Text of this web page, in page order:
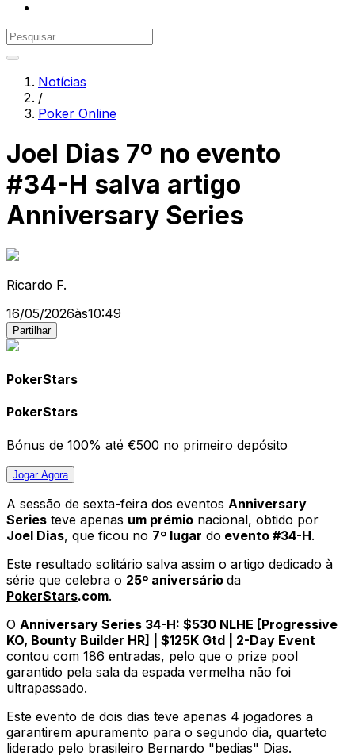
Notícias
/
Poker Online
Joel Dias 7º no evento
#34-H salva artigo
Anniversary Series
Ricardo F.
16/05/2026às10:49
Partilhar
PokerStars
PokerStars
Bónus de 100% até €500 no primeiro depósito
Jogar Agora
A sessão de sexta-feira dos eventos Anniversary
Series teve apenas um prémio nacional, obtido por
Joel Dias, que ficou no 7º lugar do evento #34-H.
Este resultado solitário salva assim o artigo dedicado à
série que celebra o 25º aniversário da
PokerStars.com.
O Anniversary Series 34-H: $530 NLHE [Progressive
KO, Bounty Builder HR] | $125K Gtd | 2-Day Event
contou com 186 entradas, pelo que o prize pool
garantido pela sala da espada vermelha não foi
ultrapassado.
Este evento de dois dias teve apenas 4 jogadores a
garantirem apuramento para o segundo dia, quarteto
liderado pelo brasileiro Bernardo "bedias" Dias.